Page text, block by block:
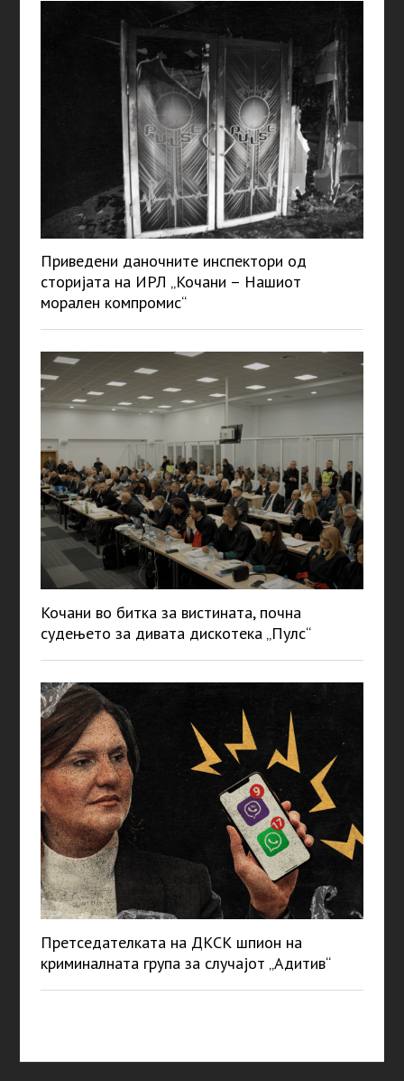
Приведени даночните инспектори од
сторијата на ИРЛ „Кочани – Нашиот
морален компромис“
Кочани во битка за вистината, почна
судењето за дивата дискотека „Пулс“
Претседателката на ДКСК шпион на
криминалната група за случајот „Адитив“